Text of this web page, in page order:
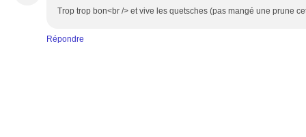
Trop trop bon<br /> et vive les quetsches (pas mangé une prune
Répondre